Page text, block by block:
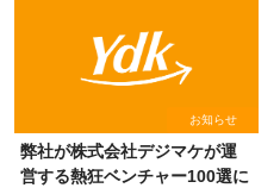
お知らせ
弊社が株式会社デジマケが運
営する熱狂ベンチャー100選に